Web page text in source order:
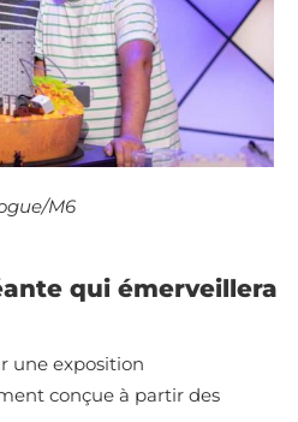
M6
qui émerveillera
une exposition
conçue à partir des